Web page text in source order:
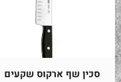
סכין שף ארקוס שקעים